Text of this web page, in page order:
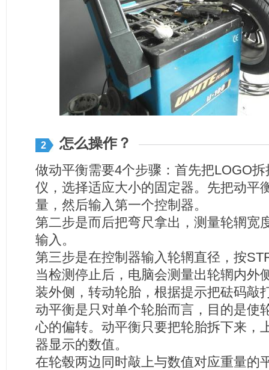
2 怎么操作？
做动平衡需要4个步骤：首先把LOGO
仪，选择适应大小的固定器。先把动平
量，然后输入第一个控制器。
第二步是而后把弯尺拿出，测量轮辋宽
输入。
第三步是在控制器输入轮辋直径，按
当检测停止后，电脑会测量出轮辋内外
装外侧，转动轮胎，根据提示把砝码敲
动平衡是只对单个轮胎而言，目的是使
心的偏转。动平衡只要把轮胎拆下来，
器显示的数值。
在轮毂两边同时敲上与数值对应重量的